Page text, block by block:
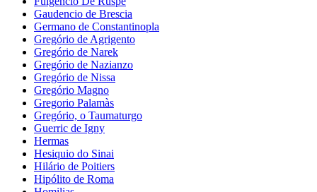
Gaudencio de Brescia
Germano de Constantinopla
Gregório de Agrigento
Gregório de Narek
Gregório de Nazianzo
Gregório de Nissa
Gregório Magno
Gregorio Palamàs
Gregório, o Taumaturgo
Guerric de Igny
Hermas
Hesiquio do Sinai
Hilário de Poitiers
Hipólito de Roma